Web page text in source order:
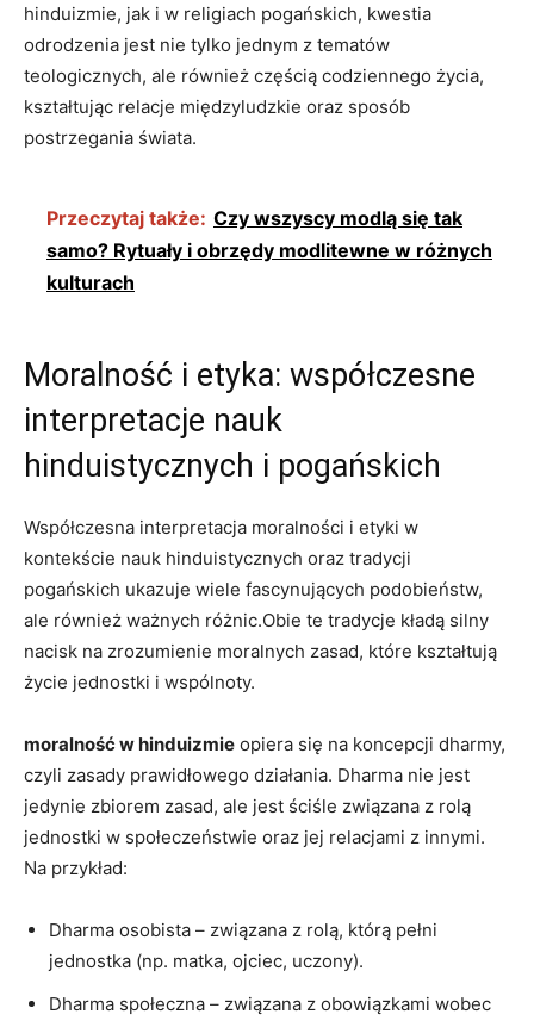
hinduizmie, jak i w religiach pogańskich, kwestia
odrodzenia jest nie tylko jednym z tematów
teologicznych, ale również częścią codziennego życia,
kształtując relacje międzyludzkie oraz sposób
postrzegania świata.
Przeczytaj także: Czy wszyscy modlą się tak
samo? Rytuały i obrzędy modlitewne w różnych
kulturach
Moralność i etyka: współczesne
interpretacje nauk
hinduistycznych i pogańskich
Współczesna interpretacja moralności i etyki w
kontekście nauk hinduistycznych oraz tradycji
pogańskich ukazuje wiele fascynujących podobieństw,
ale również ważnych różnic.Obie te tradycje kładą silny
nacisk na zrozumienie moralnych zasad, które kształtują
życie jednostki i wspólnoty.
moralność w hinduizmie opiera się na koncepcji dharmy,
czyli zasady prawidłowego działania. Dharma nie jest
jedynie zbiorem zasad, ale jest ściśle związana z rolą
jednostki w społeczeństwie oraz jej relacjami z innymi.
Na przykład:
Dharma osobista – związana z rolą, którą pełni
jednostka (np. matka, ojciec, uczony).
Dharma społeczna – związana z obowiązkami wobec